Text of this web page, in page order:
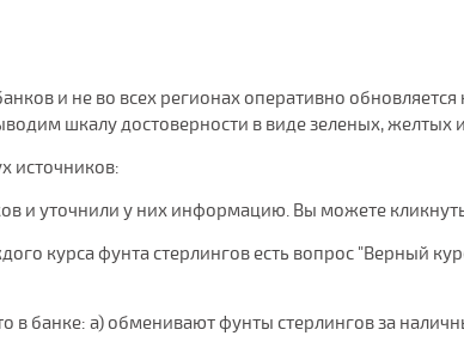
и не во всех регионах оперативно
шкалу достоверности в виде зеленых, желтых
источников:
и уточнили у них информацию. Вы можете
курса фунта стерлингов есть вопрос "Верный
в банке: а) обменивают фунты стерлингов за